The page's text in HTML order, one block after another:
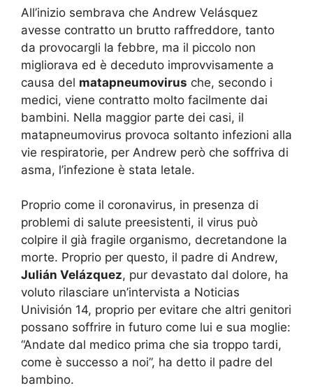
All’inizio sembrava che Andrew Velásquez
avesse contratto un brutto raffreddore, tanto
da provocargli la febbre, ma il piccolo non
migliorava ed è deceduto improvvisamente a
causa del matapneumovirus che, secondo i
medici, viene contratto molto facilmente dai
bambini. Nella maggior parte dei casi, il
matapneumovirus provoca soltanto infezioni alla
vie respiratorie, per Andrew però che soffriva di
asma, l’infezione è stata letale.
Proprio come il coronavirus, in presenza di
problemi di salute preesistenti, il virus può
colpire il già fragile organismo, decretandone la
morte. Proprio per questo, il padre di Andrew,
Julián Velázquez, pur devastato dal dolore, ha
voluto rilasciare un’intervista a Noticias
Univisión 14, proprio per evitare che altri genitori
possano soffrire in futuro come lui e sua moglie:
“Andate dal medico prima che sia troppo tardi,
come è successo a noi”, ha detto il padre del
bambino.